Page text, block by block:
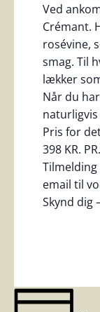
Ved
Crémant.
rosévine,
smag. Til
lækker
Når du
Pris for
398 KR.
Tilmelding
email til
Skynd dig